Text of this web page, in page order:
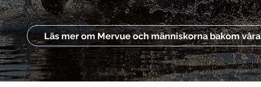
Läs mer om Mervue och människorna bakom